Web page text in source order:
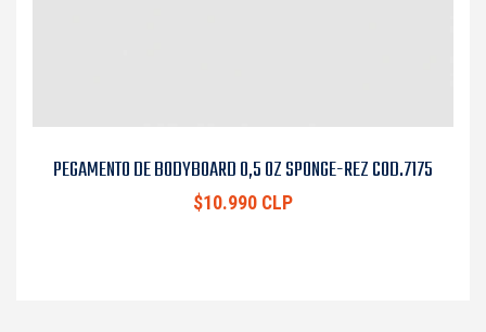
PEGAMENTO DE BODYBOARD 0,5 OZ SPONGE-REZ COD.7175
$10.990 CLP